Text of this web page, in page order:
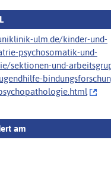
ulm.de/kinder-und-
psychosomatik-und-
sektionen-und-
am